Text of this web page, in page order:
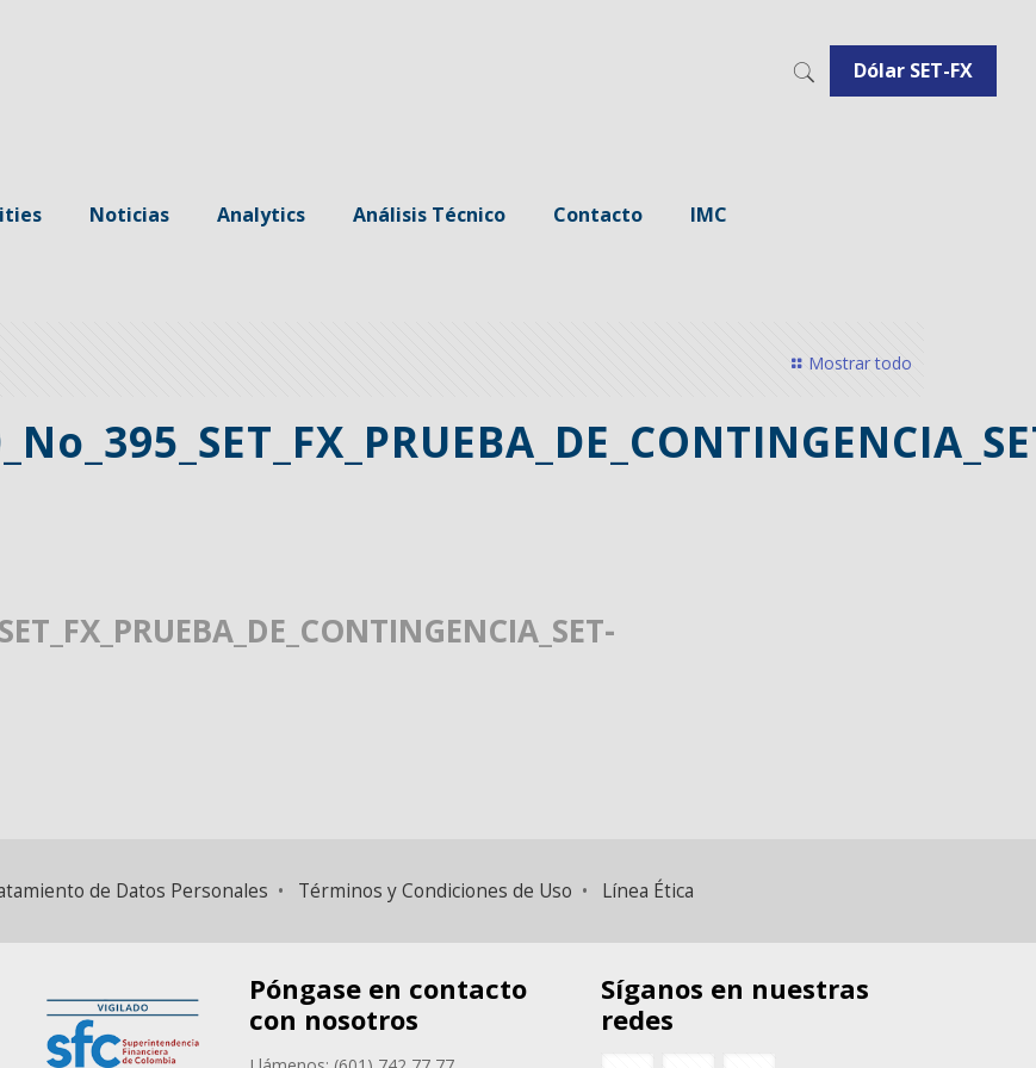
Noticias Analytics Análisis Técnico Contacto IMC
Dólar SET-FX
Mostrar todo
de Datos Personales • Términos y Condiciones de Uso • Línea Ética
Póngase en contacto
con nosotros
Síganos en nuestras
redes